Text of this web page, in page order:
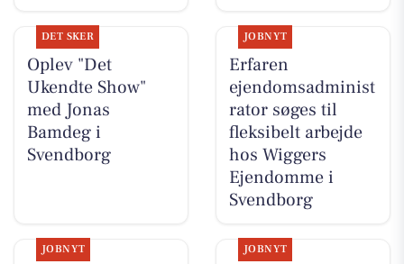
DET SKER
Oplev "Det
Ukendte Show"
med Jonas
Bamdeg i
Svendborg
JOBNYT
Erfaren
ejendomsadminist
rator søges til
fleksibelt arbejde
hos Wiggers
Ejendomme i
Svendborg
JOBNYT JOBNYT